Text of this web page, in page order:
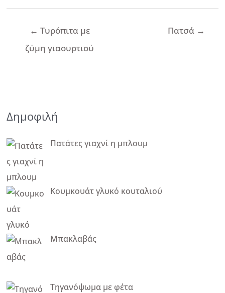
Πλοήγηση
← Τυρόπιτα με
ζύμη γιαουρτιού
Πατσά →
Δημοφιλή
Πατάτες γιαχνί η μπλουμ
Κουμκουάτ γλυκό κουταλιού
Μπακλαβάς
Τηγανόψωμα με φέτα